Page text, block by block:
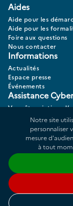
Aides
Aide pour les
Aide pour les
Foire aux questions
Nous contacter
Informations
Actualités
Espace presse
Événements
Assistance
Vous êtes victime
Notre site
personnaliser
mesure
à tout